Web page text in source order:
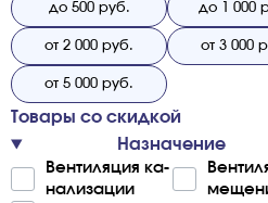
до 500 руб. до 1 000
от 2 000 руб. от 3 000
от 5 000 руб.
Товары со скидкой
Назначение
Ве­нти­ля­ция ка­
на­ли­за­ции